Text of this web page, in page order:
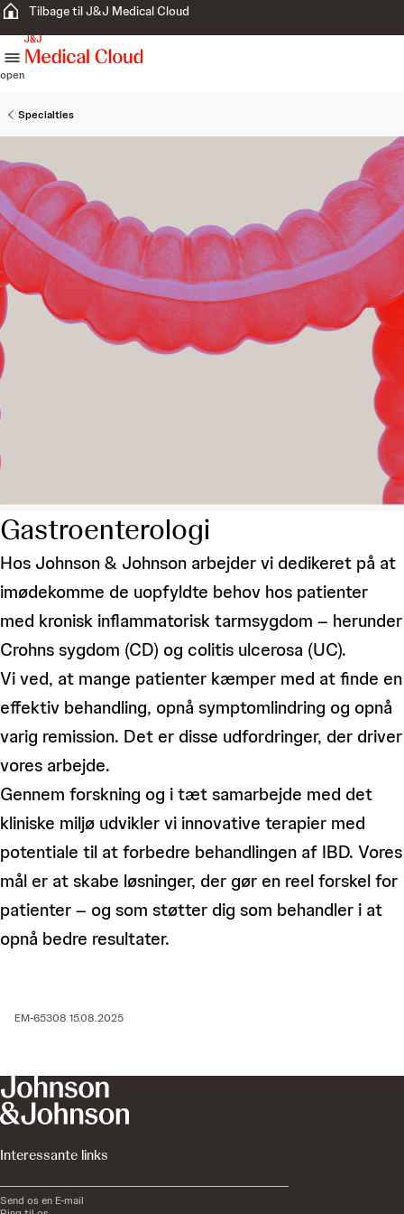
Tilbage til J&J Medical Cloud
open
Specialties
Gastroenterologi
Hos Johnson & Johnson arbejder vi dedikeret på at
imødekomme de uopfyldte behov hos patienter
med kronisk inflammatorisk tarmsygdom – herunder
Crohns sygdom (CD) og colitis ulcerosa (UC).
Vi ved, at mange patienter kæmper med at finde en
effektiv behandling, opnå symptomlindring og opnå
varig remission. Det er disse udfordringer, der driver
vores arbejde.
Gennem forskning og i tæt samarbejde med det
kliniske miljø udvikler vi innovative terapier med
potentiale til at forbedre behandlingen af IBD. Vores
mål er at skabe løsninger, der gør en reel forskel for
patienter – og som støtter dig som behandler i at
opnå bedre resultater.
EM-65308 15.08.2025
Interessante links
Send os en E-mail